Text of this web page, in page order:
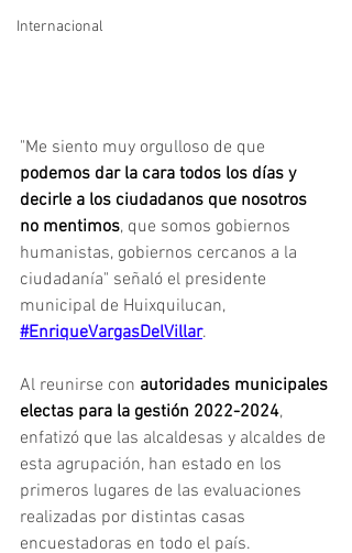
Internacional
"Me siento muy orgulloso de que
podemos dar la cara todos los días y
decirle a los ciudadanos que nosotros
no mentimos, que somos gobiernos
humanistas, gobiernos cercanos a la
ciudadanía" señaló el presidente
municipal de Huixquilucan,
#EnriqueVargasDelVillar.
Al reunirse con autoridades municipales
electas para la gestión 2022-2024,
enfatizó que las alcaldesas y alcaldes de
esta agrupación, han estado en los
primeros lugares de las evaluaciones
realizadas por distintas casas
encuestadoras en todo el país.